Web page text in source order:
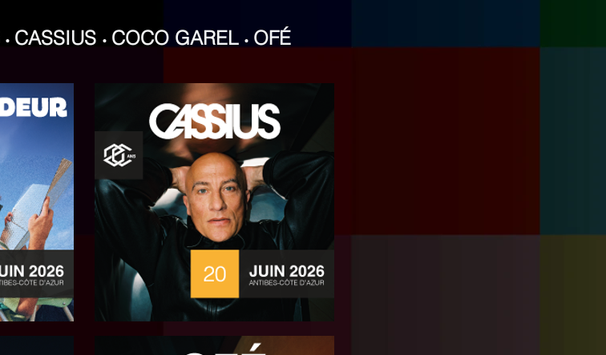
•CASSIUS •COCO GAREL •OFÉ